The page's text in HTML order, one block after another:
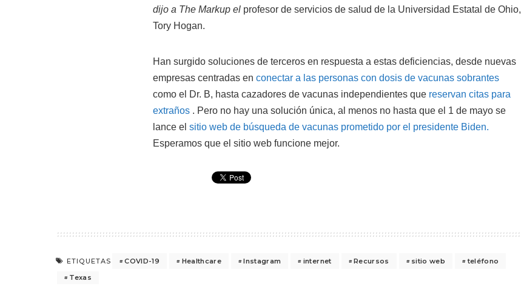
dijo a The Markup el profesor de servicios de salud de la Universidad Estatal de Ohio,
Tory Hogan.
Han surgido soluciones de terceros en respuesta a estas deficiencias, desde nuevas
empresas centradas en conectar a las personas con dosis de vacunas sobrantes
como el Dr. B, hasta cazadores de vacunas independientes que reservan citas para
extraños . Pero no hay una solución única, al menos no hasta que el 1 de mayo se
lance el sitio web de búsqueda de vacunas prometido por el presidente Biden.
Esperamos que el sitio web funcione mejor.
ETIQUETAS COVID-19 Healthcare Instagram internet Recursos sitio web
teléfono
Texas